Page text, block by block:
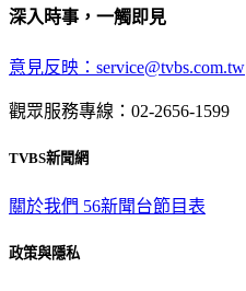
深入時事，一觸即見
意見反映：service@tvbs.com.tw
觀眾服務專線：02-2656-1599
TVBS新聞網
關於我們 56新聞台節目表
政策與隱私